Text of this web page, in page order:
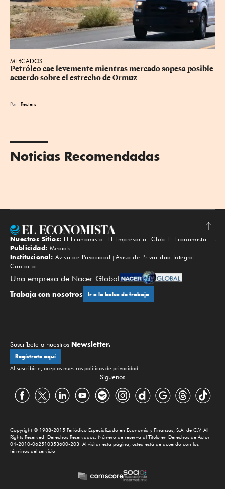
MERCADOS
Petróleo cae levemente mientras mercado sopesa posible
acuerdo sobre el estrecho de Ormuz
Por Reuters
Noticias Recomendadas
Subir
Nuestros Sitios: El Economista El Empresario
Club El Economista
Publicidad: Mediakit
Institucional: Aviso de Privacidad
Aviso de Privacidad Integral
Contacto
Una empresa de Nacer Global
Trabaja con nosotros Ir a la bolsa de trabajo
Suscríbete a nuestros Newsletter.
Regístrate aquí
Al suscribirte, aceptas nuestras políticas de privacidad.
Síguenos
Copyright © 1988-2015 Periódico Especializado en Economía y Finanzas, S.A. de C.V. All
Rights Reserved. Derechos Reservados. Número de reserva al Título en Derechos de Autor
04-2010-062510353600-203. Al visitar esta página, usted está de acuerdo con los
términos del servicio